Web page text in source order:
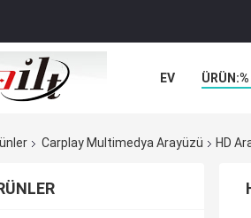
EV
Carplay Multimedya Arayüzü HD